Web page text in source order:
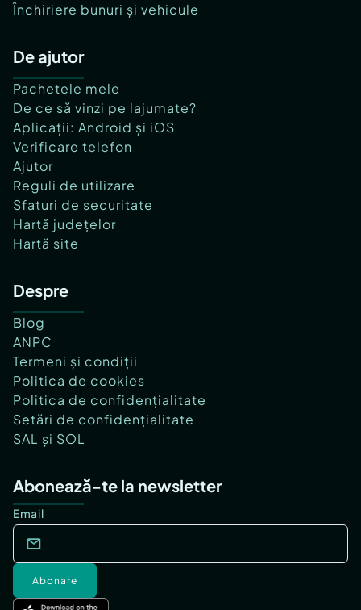
Închiriere bunuri și vehicule
De ajutor
Pachetele mele
De ce să vinzi pe lajumate?
Aplicații: Android și iOS
Verificare telefon
Ajutor
Reguli de utilizare
Sfaturi de securitate
Hartă județelor
Hartă site
Despre
Blog
ANPC
Termeni și condiții
Politica de cookies
Politica de confidențialitate
Setări de confidențialitate
SAL și SOL
Abonează-te la newsletter
Email
Abonare